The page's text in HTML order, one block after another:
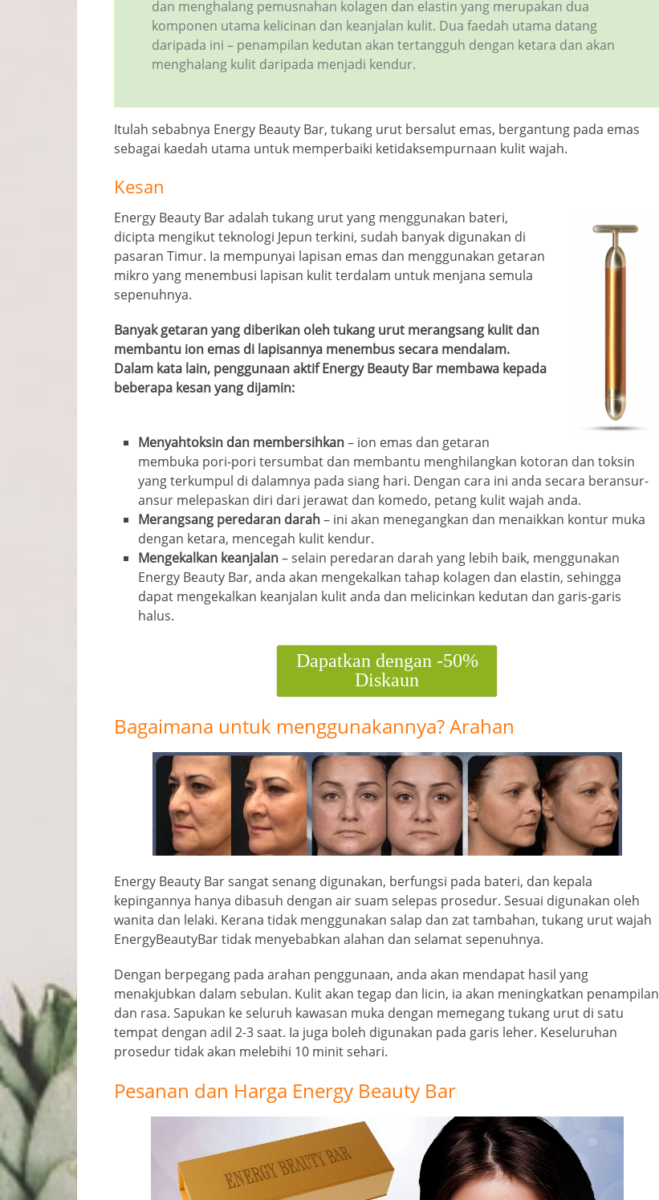
dan menghalang pemusnahan kolagen dan elastin yang merupakan dua
komponen utama kelicinan dan keanjalan kulit. Dua faedah utama datang
daripada ini – penampilan kedutan akan tertangguh dengan ketara dan akan
menghalang kulit daripada menjadi kendur.
Itulah sebabnya Energy Beauty Bar, tukang urut bersalut emas, bergantung pada emas
sebagai kaedah utama untuk memperbaiki ketidaksempurnaan kulit wajah.
Kesan
Energy Beauty Bar adalah tukang urut yang menggunakan bateri,
dicipta mengikut teknologi Jepun terkini, sudah banyak digunakan di
pasaran Timur. Ia mempunyai lapisan emas dan menggunakan getaran
mikro yang menembusi lapisan kulit terdalam untuk menjana semula
sepenuhnya.
Banyak getaran yang diberikan oleh tukang urut merangsang kulit dan
membantu ion emas di lapisannya menembus secara mendalam.
Dalam kata lain, penggunaan aktif Energy Beauty Bar membawa kepada
beberapa kesan yang dijamin:
Menyahtoksin dan membersihkan– ion emas dan getaran
membuka pori-pori tersumbat dan membantu menghilangkan kotoran dan toksin
yang terkumpul di dalamnya pada siang hari. Dengan cara ini anda secara beransur-
ansur melepaskan diri dari jerawat dan komedo, petang kulit wajah anda.
Merangsang peredaran darah– ini akan menegangkan dan menaikkan kontur muka
dengan ketara, mencegah kulit kendur.
Mengekalkan keanjalan–selain peredaran darah yang lebih baik, menggunakan
Energy Beauty Bar, anda akan mengekalkan tahap kolagen dan elastin, sehingga
dapat mengekalkan keanjalan kulit anda dan melicinkan kedutan dan garis-garis
halus.
Dapatkan dengan -50%
Diskaun
Bagaimana untuk menggunakannya? Arahan
Energy Beauty Bar sangat senang digunakan, berfungsi pada bateri, dan kepala
kepingannya hanya dibasuh dengan air suam selepas prosedur. Sesuai digunakan oleh
wanita dan lelaki. Kerana tidak menggunakan salap dan zat tambahan, tukang urut wajah
EnergyBeautyBar tidak menyebabkan alahan dan selamat sepenuhnya.
Dengan berpegang pada arahan penggunaan, anda akan mendapat hasil yang
menakjubkan dalam sebulan. Kulit akan tegap dan licin, ia akan meningkatkan penampilan
dan rasa. Sapukan ke seluruh kawasan muka dengan memegang tukang urut di satu
tempat dengan adil 2-3 saat. Ia juga boleh digunakan pada garis leher. Keseluruhan
prosedur tidak akan melebihi 10 minit sehari.
Pesanan dan Harga Energy Beauty Bar